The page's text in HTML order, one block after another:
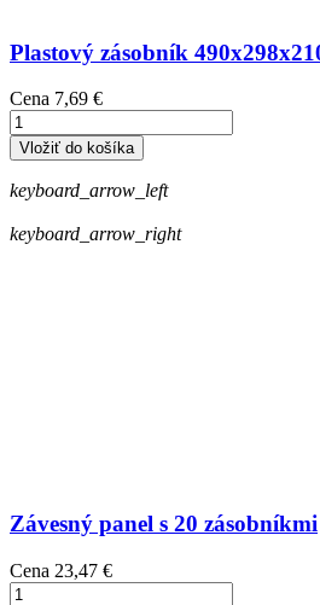
Plastový zásobník
Cena 7,69 €
Vložiť do košíka
keyboard_arrow_left
keyboard_arrow_right
Závesný panel s 20 zásobníkmi
Cena 23,47 €